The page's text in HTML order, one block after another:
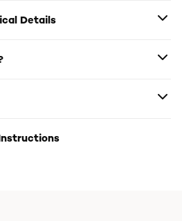
Details